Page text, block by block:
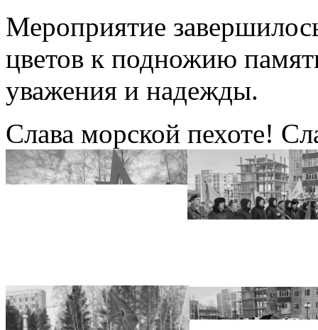
Мероприятие
цветов к подножию
уважения и надежды.
Слава морской пехоте!